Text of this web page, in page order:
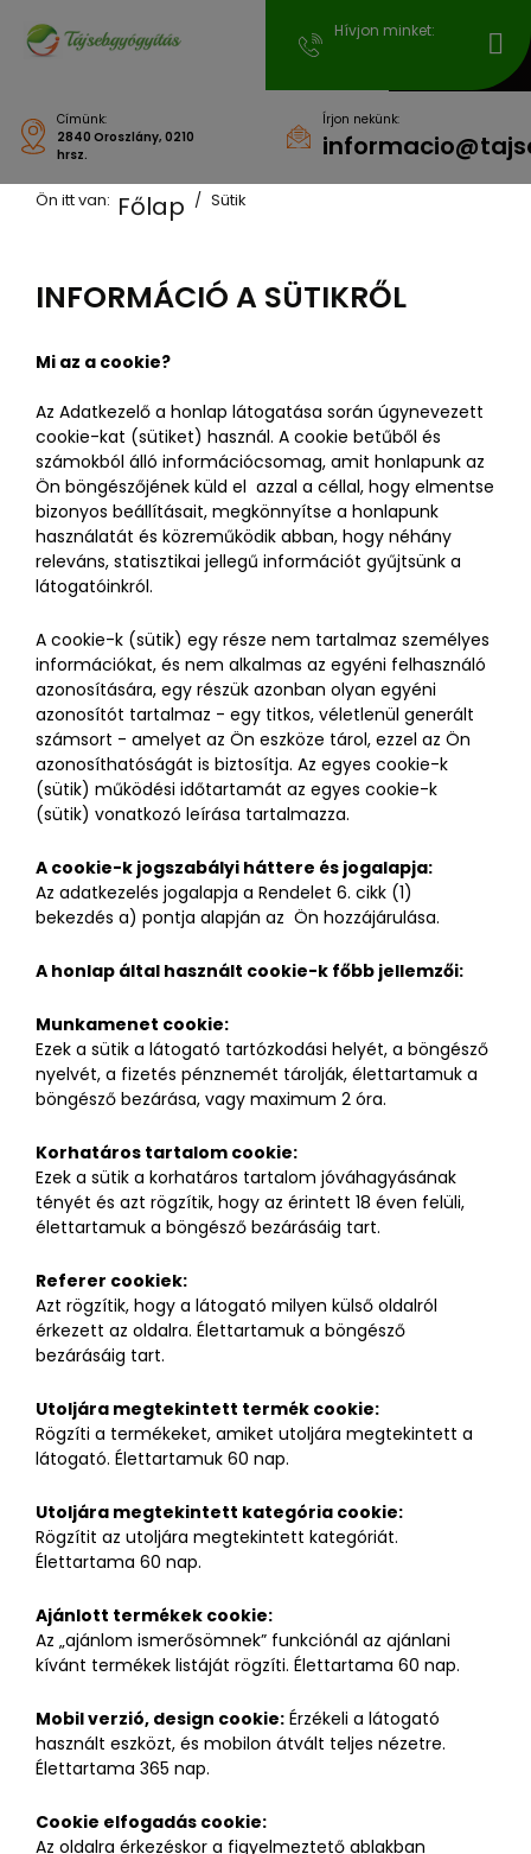
Címünk:
2840 Oroszlány, 0210
hrsz.
Írjon nekünk:
Hívjon minket:
Ön itt van: Főlap Sütik
INFORMÁCIÓ A SÜTIKRŐL
Mi az a cookie?
Az Adatkezelő a honlap látogatása során úgynevezett
cookie-kat (sütiket) használ. A cookie betűből és
számokból álló információcsomag, amit honlapunk az
Ön böngészőjének küld el azzal a céllal, hogy elmentse
bizonyos beállításait, megkönnyítse a honlapunk
használatát és közreműködik abban, hogy néhány
releváns, statisztikai jellegű információt gyűjtsünk a
látogatóinkról.
A cookie-k (sütik) egy része nem tartalmaz személyes
információkat, és nem alkalmas az egyéni felhasználó
azonosítására, egy részük azonban olyan egyéni
azonosítót tartalmaz - egy titkos, véletlenül generált
számsort - amelyet az Ön eszköze tárol, ezzel az Ön
azonosíthatóságát is biztosítja. Az egyes cookie-k
(sütik) működési időtartamát az egyes cookie-k
(sütik) vonatkozó leírása tartalmazza.
A cookie-k jogszabályi háttere és jogalapja:
Az adatkezelés jogalapja a Rendelet 6. cikk (1)
bekezdés a) pontja alapján az Ön hozzájárulása.
A honlap által használt cookie-k főbb jellemzői:
Munkamenet cookie:
Ezek a sütik a látogató tartózkodási helyét, a böngésző
nyelvét, a fizetés pénznemét tárolják, élettartamuk a
böngésző bezárása, vagy maximum 2 óra.
Korhatáros tartalom cookie:
Ezek a sütik a korhatáros tartalom jóváhagyásának
tényét és azt rögzítik, hogy az érintett 18 éven felüli,
élettartamuk a böngésző bezárásáig tart.
Referer cookiek:
Azt rögzítik, hogy a látogató milyen külső oldalról
érkezett az oldalra. Élettartamuk a böngésző
bezárásáig tart.
Utoljára megtekintett termék cookie:
Rögzíti a termékeket, amiket utoljára megtekintett a
látogató. Élettartamuk 60 nap.
Utoljára megtekintett kategória cookie:
Rögzítit az utoljára megtekintett kategóriát.
Élettartama 60 nap.
Ajánlott termékek cookie:
Az „ajánlom ismerősömnek” funkciónál az ajánlani
kívánt termékek listáját rögzíti. Élettartama 60 nap.
Mobil verzió, design cookie: Érzékeli a látogató
használt eszközt, és mobilon átvált teljes nézetre.
Élettartama 365 nap.
Cookie elfogadás cookie:
Az oldalra érkezéskor a figyelmeztető ablakban